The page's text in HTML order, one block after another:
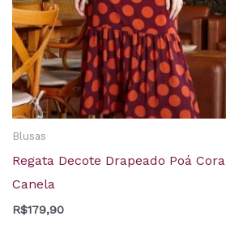
Blusas
Regata Decote Drapeado Poá Cora
Canela
R$179,90